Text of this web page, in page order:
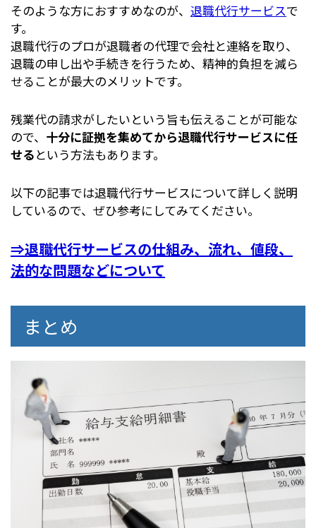
そのような方におすすめなのが、 退職代行サービスで
す。
退職代行のプロが退職者の代理で会社と連絡を取り、
退職の申し出や手続きを行うため、精神的負担を減ら
せることが最大のメリットです。
残業代の請求がしたいという旨も伝えることが可能な
ので、 十分に証拠を集めてから退職代行サービスに任
せるという方法もあります。
以下の記事では退職代行サービスについて詳しく説明
しているので、ぜひ参考にしてみてください。
⇒退職代行サービスの仕組み、流れ、値段、
法的な問題などについて
まとめ